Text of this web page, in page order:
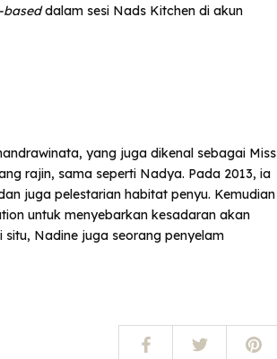
dalam sesi Nads Kitchen di akun
yang juga dikenal sebagai Miss
rajin, sama seperti Nadya. Pada 2013, ia
juga pelestarian habitat penyu. Kemudian
untuk menyebarkan kesadaran akan
Nadine juga seorang penyelam